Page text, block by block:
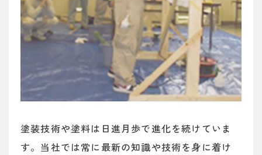
塗装技術や塗料は日進月歩で進化を続けていま
す。当社では常に最新の知識や技術を身に着け